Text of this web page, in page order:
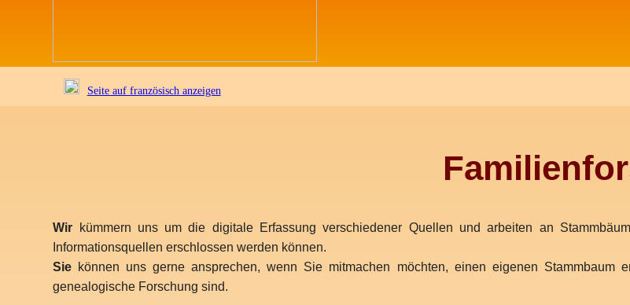
Seite auf französisch anzeigen
Wir kümmern uns um die digitale Erfassung verschiedener Quellen und arbeiten an
Informationsquellen erschlossen werden können.
Sie können uns gerne ansprechen, wenn Sie mitmachen möchten, einen eigenen
genealogische Forschung sind.